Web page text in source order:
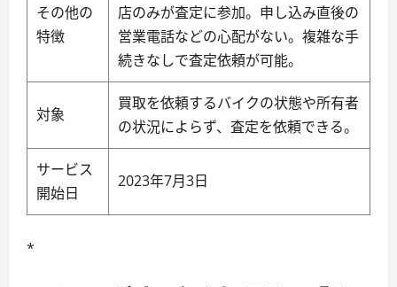
その他の
特徴
店のみが査定に参加。申し込み直後の
営業電話などの心配がない。複雑な手
続きなしで査定依頼が可能。
対象
買取を依頼するバイクの状態や所有者
の状況によらず、査定を依頼できる。
サービス
開始日
2023年7月3日
*